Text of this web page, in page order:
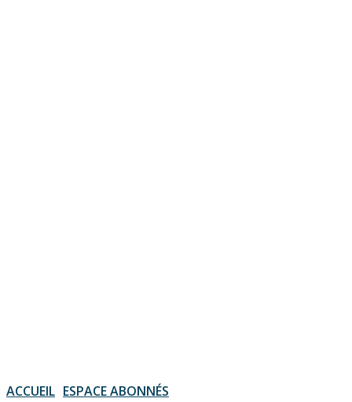
ACCUEIL ESPACE ABONNÉS